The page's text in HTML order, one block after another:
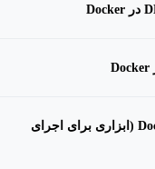
فصل هفتم: معرفی و بررسی Docker Compose (ابزاری برای اجرای